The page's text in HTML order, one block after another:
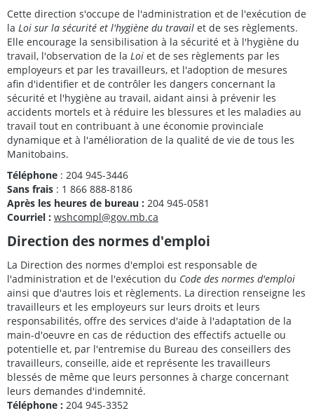
Cette direction s'occupe de l'administration et de l'exécution de
la Loi sur la sécurité et l'hygiène du travail et de ses règlements.
Elle encourage la sensibilisation à la sécurité et à l'hygiène du
travail, l'observation de la Loi et de ses règlements par les
employeurs et par les travailleurs, et l'adoption de mesures
afin d'identifier et de contrôler les dangers concernant la
sécurité et l'hygiène au travail, aidant ainsi à prévenir les
accidents mortels et à réduire les blessures et les maladies au
travail tout en contribuant à une économie provinciale
dynamique et à l'amélioration de la qualité de vie de tous les
Manitobains.
Téléphone : 204 945-3446
Sans frais : 1 866 888-8186
Après les heures de bureau : 204 945-0581
Courriel : wshcompl@gov.mb.ca
Direction des normes d'emploi
La Direction des normes d'emploi est responsable de
l'administration et de l'exécution du Code des normes d'emploi
ainsi que d'autres lois et règlements. La direction renseigne les
travailleurs et les employeurs sur leurs droits et leurs
responsabilités, offre des services d'aide à l'adaptation de la
main-d'oeuvre en cas de réduction des effectifs actuelle ou
potentielle et, par l'entremise du Bureau des conseillers des
travailleurs, conseille, aide et représente les travailleurs
blessés de même que leurs personnes à charge concernant
leurs demandes d'indemnité.
Téléphone : 204 945-3352